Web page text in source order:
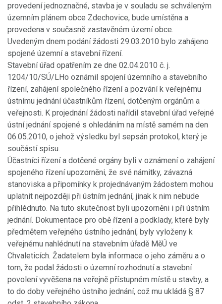
provedení jednoznačné, stavba je v souladu se schváleným
územním plánem obce Zdechovice, bude umístěna a
provedena v současně zastavěném území obce.
Uvedeným dnem podání žádosti 29.03.2010 bylo zahájeno
spojené územní a stavební řízení.
Stavební úřad opatřením ze dne 02.04.2010 č. j.
1204/10/SÚ/LHo oznámil spojení územního a stavebního
řízení, zahájení společného řízení a pozvání k veřejnému
ústnímu jednání účastníkům řízení, dotčeným orgánům a
veřejnosti. K projednání žádosti nařídil stavební úřad veřejné
ústní jednání spojené s ohledáním na místě samém na den
06.05.2010, o jehož výsledku byl sepsán protokol, který je
součástí spisu.
Účastníci řízení a dotčené orgány byli v oznámení o zahájení
spojeného řízení upozorněni, že své námitky, závazná
stanoviska a připomínky k projednávaným žádostem mohou
uplatnit nejpozději při ústním jednání, jinak k nim nebude
přihlédnuto. Na tuto skutečnost byli upozorněni i při ústním
jednání. Dokumentace pro obě řízení a podklady, které byly
předmětem veřejného ústního jednání, byly vyloženy k
veřejnému nahlédnutí na stavebním úřadě MěÚ ve
Chvaleticích. Žadatelem byla informace o jeho záměru a o
tom, že podal žádosti o územní rozhodnutí a stavební
povolení vyvěšena na veřejně přístupném místě u stavby, a
to do doby veřejného ústního jednání, což mu ukládá § 87